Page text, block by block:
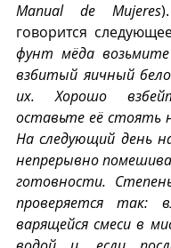
Manual de Mujeres
говорится
фунт мёда
взбитый яичный
их. Хорошо
оставьте её стоять
На следующий день
непрерывно
готовности.
проверяется так:
варящейся смеси в